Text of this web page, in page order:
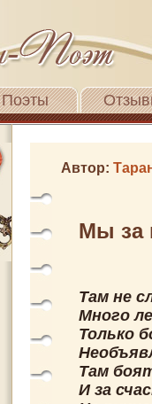
Поэты
Автор:
Мы за
Там не
Много
Только
Там
И за